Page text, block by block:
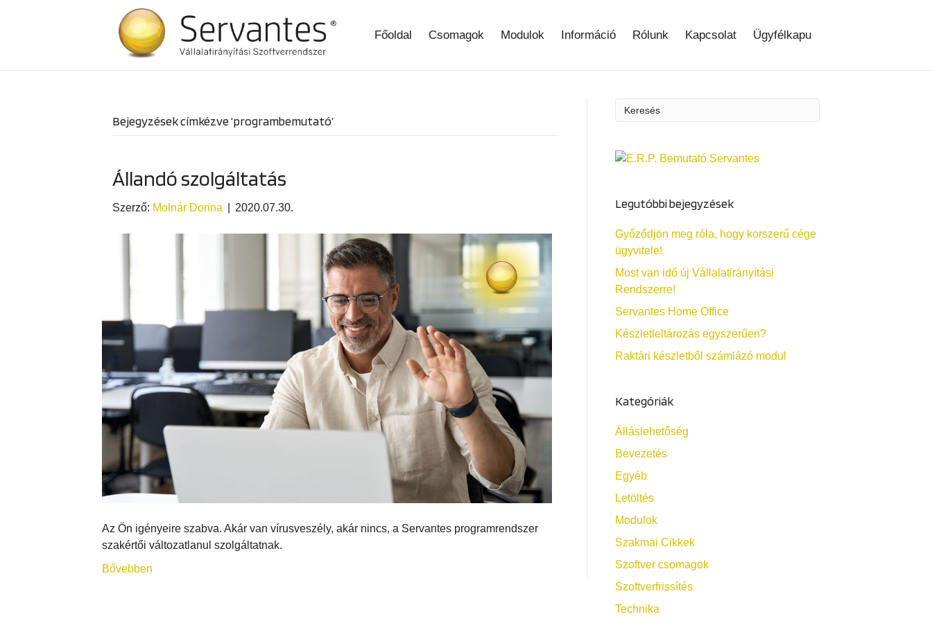
Főoldal Csomagok Modulok Információ Rólunk Kapcsolat Ügyfélkapu
Bejegyzések címkézve ‘programbemutató’
Állandó szolgáltatás
Szerző: Molnár Dorina 2020.07.30.
Az Ön igényeire szabva. Akár van vírusveszély, akár nincs, a Servantes programrendszer
szakértői változatlanul szolgáltatnak.
Bővebben
Legutóbbi bejegyzések
Győződjön meg róla, hogy korszerű cége
ügyvitele!
Most van idő új Vállalatirányítási
Rendszerre!
Servantes Home Office
Készletleltározás egyszerűen?
Raktári készletből számlázó modul
Kategóriák
Álláslehetőség
Bevezetés
Egyéb
Letöltés
Modulok
Szakmai Cikkek
Szoftver csomagok
Szoftverfrissítés
Technika